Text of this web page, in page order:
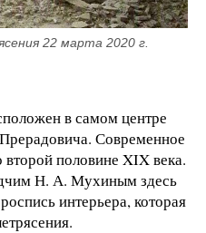
22 марта 2020 г.
в самом центре
Современное
второй половине XIX века.
Н. А. Мухиным здесь
интерьера, которая